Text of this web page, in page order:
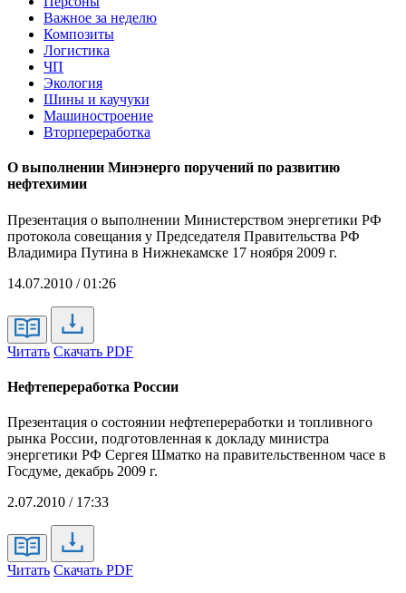
Важное за неделю
Композиты
Логистика
ЧП
Экология
Шины и каучуки
Машиностроение
Вторпереработка
О выполнении Минэнерго поручений по развитию
нефтехимии
Презентация о выполнении Министерством энергетики РФ
протокола совещания у Председателя Правительства РФ
Владимира Путина в Нижнекамске 17 ноября 2009 г.
14.07.2010 / 01:26
Читать Скачать PDF
Нефтепереработка России
Презентация о состоянии нефтепереработки и топливного
рынка России, подготовленная к докладу министра
энергетики РФ Сергея Шматко на правительственном часе в
Госдуме, декабрь 2009 г.
2.07.2010 / 17:33
Читать Скачать PDF